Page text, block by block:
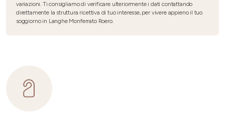
variazioni. Ti consigliamo di verificare ulteriormente i dati contattando
direttamente la struttura ricettiva di tuo interesse, per vivere appieno il tuo
soggiorno in Langhe Monferrato Roero.